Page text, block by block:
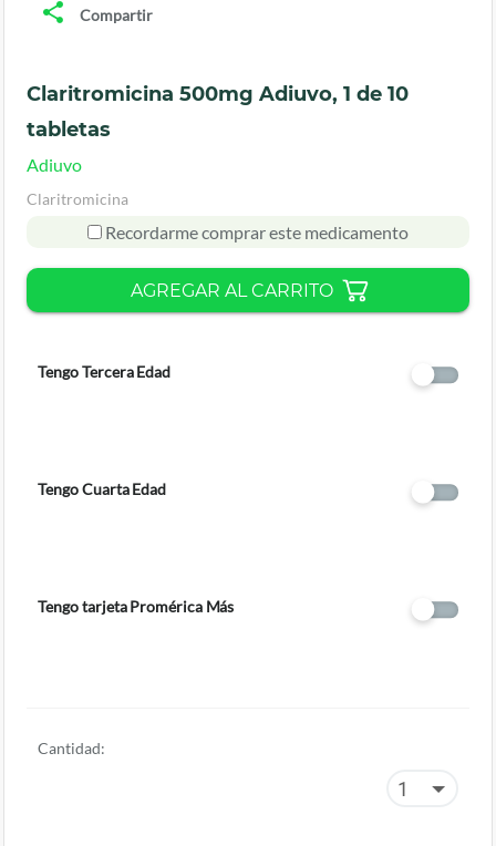
Compartir
Claritromicina 500mg Adiuvo, 1 de 10
tabletas
Adiuvo
Claritromicina
Recordarme comprar este medicamento
AGREGAR AL CARRITO
Tengo Tercera Edad
Tengo Cuarta Edad
Tengo tarjeta Promérica Más
Cantidad: